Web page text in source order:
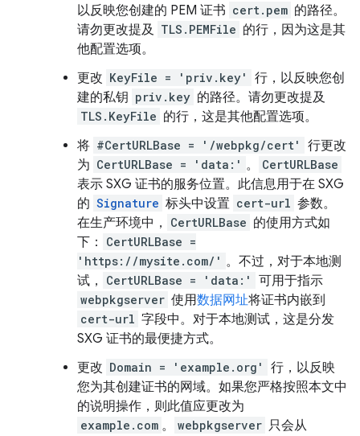
以反映您创建的 PEM 证书 cert.pem 的路径。
请勿更改提及 TLS.PEMFile 的行，因为这是其
他配置选项。
更改 KeyFile = 'priv.key'
行，以反映您创
建的私钥 priv.key 的路径。请勿更改提及
TLS.KeyFile 的行，这是其他配置选项。
将 #CertURLBase = '/webpkg/cert'
行更改
为 CertURLBase = 'data:' 。 CertURLBase
表示 SXG 证书的服务位置。此信息用于在 SXG
的 Signature 标头中设置 cert-url 参数。
在生产环境中，
CertURLBase 的使用方式如
下：
CertURLBase =
'https://mysite.com/' 。不过，对于本地测
试，
CertURLBase = 'data:' 可用于指示
webpkgserver 使用数据网址将证书内嵌到
cert-url 字段中。对于本地测试，这是分发
SXG 证书的最便捷方式。
更改 Domain = 'example.org'
行，以反映
您为其创建证书的网域。如果您严格按照本文中
的说明操作，则此值应更改为
example.com 。 webpkgserver 只会从